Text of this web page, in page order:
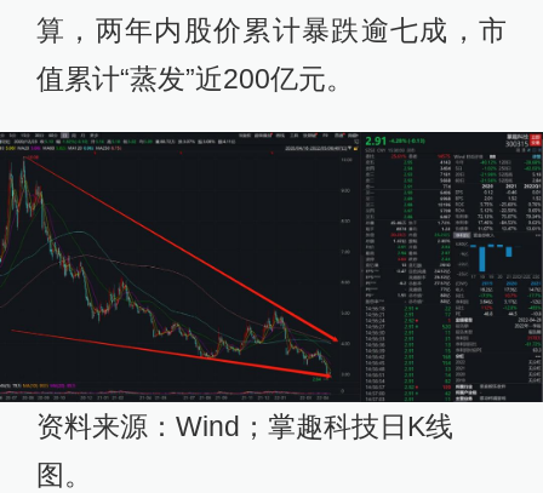
算，两年内股价累计暴跌逾七成，市
值累计“蒸发”近200亿元。
资料来源：Wind；掌趣科技日K线
图。